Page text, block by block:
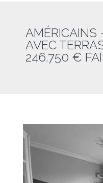
AMÉRICAINS
AVEC
246.750 € FAI